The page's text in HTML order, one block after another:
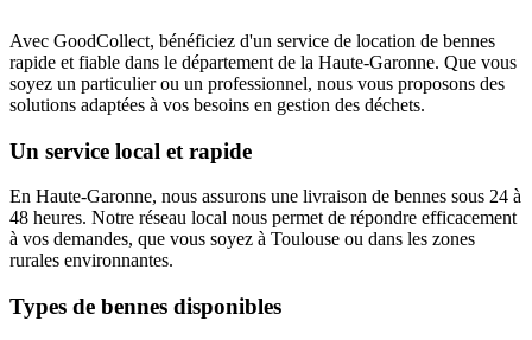
Avec GoodCollect, bénéficiez d'un service de location de bennes
rapide et fiable dans le département de la Haute-Garonne. Que vous
soyez un particulier ou un professionnel, nous vous proposons des
solutions adaptées à vos besoins en gestion des déchets.
Un service local et rapide
En Haute-Garonne, nous assurons une livraison de bennes sous 24 à
48 heures. Notre réseau local nous permet de répondre efficacement
à vos demandes, que vous soyez à Toulouse ou dans les zones
rurales environnantes.
Types de bennes disponibles